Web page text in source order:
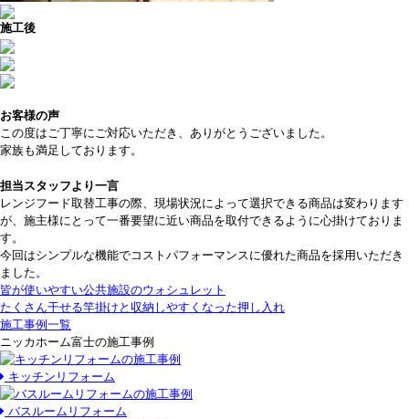
施工後
お客様の声
この度はご丁寧にご対応いただき、ありがとうございました。
家族も満足しております。
担当スタッフより一言
レンジフード取替工事の際、現場状況によって選択できる商品は変わります
が、施主様にとって一番要望に近い商品を取付できるように心掛けておりま
す。
今回はシンプルな機能でコストパフォーマンスに優れた商品を採用いただき
ました。
皆が使いやすい公共施設のウォシュレット
たくさん干せる竿掛けと収納しやすくなった押し入れ
施工事例一覧
ニッカホーム富士の施工事例
キッチンリフォーム
バスルームリフォーム